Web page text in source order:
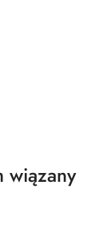
wiązany